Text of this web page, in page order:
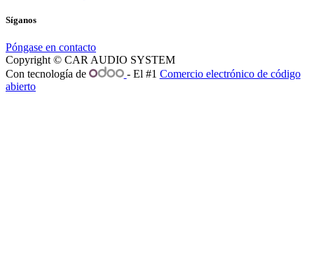
Síganos
Póngase en contacto
Copyright © CAR AUDIO SYSTEM
Con tecnología de
- El #1 Comercio electrónico de código
abierto